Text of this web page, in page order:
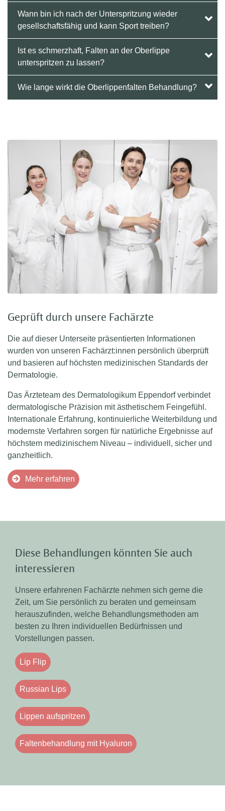
Wann bin ich nach der Unterspritzung wieder
gesellschaftsfähig und kann Sport treiben?
Ist es schmerzhaft, Falten an der Oberlippe
unterspritzen zu lassen?
Wie lange wirkt die Oberlippenfalten Behandlung?
Geprüft durch unsere Fachärzte
Die auf dieser Unterseite präsentierten Informationen
wurden von unseren Fachärzt:innen persönlich überprüft
und basieren auf höchsten medizinischen Standards der
Dermatologie.
Das Ärzteteam des Dermatologikum Eppendorf verbindet
dermatologische Präzision mit ästhetischem Feingefühl.
Internationale Erfahrung, kontinuierliche Weiterbildung und
modernste Verfahren sorgen für natürliche Ergebnisse auf
höchstem medizinischem Niveau – individuell, sicher und
ganzheitlich.
Mehr erfahren
Diese Behandlungen könnten Sie auch
interessieren
Unsere erfahrenen Fachärzte nehmen sich gerne die
Zeit, um Sie persönlich zu beraten und gemeinsam
herauszufinden, welche Behandlungsmethoden am
besten zu Ihren individuellen Bedürfnissen und
Vorstellungen passen.
Lip Flip
Russian Lips
Lippen aufspritzen
Faltenbehandlung mit Hyaluron